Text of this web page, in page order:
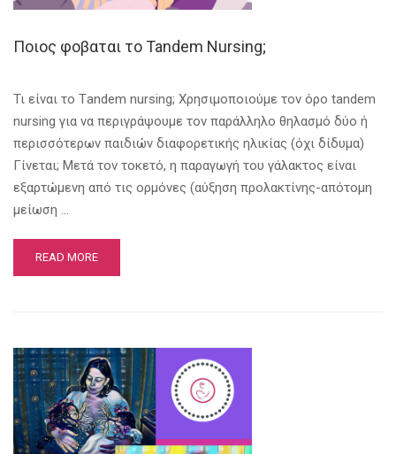
Ποιος φοβαται το Tandem Nursing;
Τι είναι το Τandem nursing; Χρησιμοποιούμε τον όρο tandem
nursing για να περιγράψουμε τον παράλληλο θηλασμό δύο ή
περισσότερων παιδιών διαφορετικής ηλικίας (όχι δίδυμα)
Γίνεται; Μετά τον τοκετό, η παραγωγή του γάλακτος είναι
εξαρτώμενη από τις ορμόνες (αύξηση προλακτίνης-απότομη
μείωση …
READ MORE